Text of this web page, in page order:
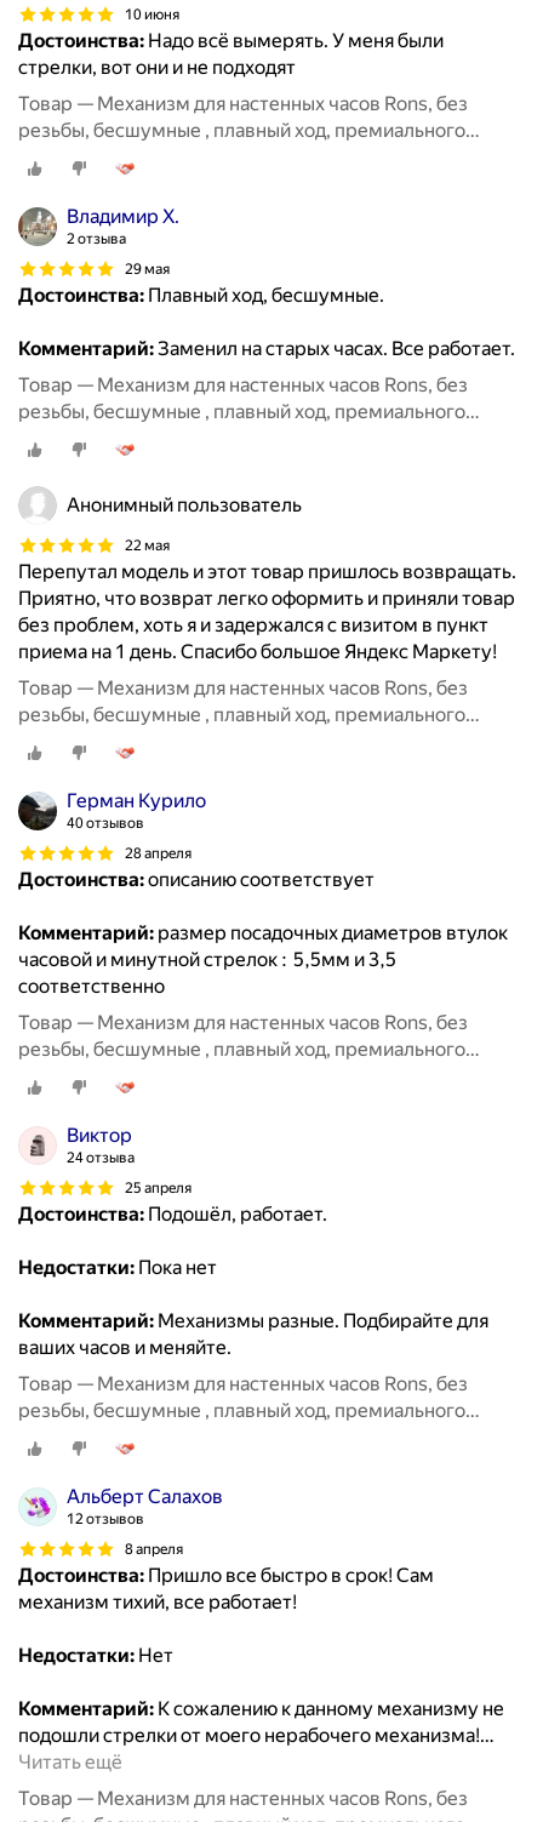
10 июня
Достоинства: Надо всё вымерять. У меня были
стрелки, вот они и не подходят
Товар — Механизм для настенных часов Rons, без
резьбы, бесшумные , плавный ход, премиального
класса, размер 8мм
Владимир Х.
2 отзыва
29 мая
Достоинства: Плавный ход, бесшумные.
Комментарий:Заменил на старых часах. Все работает.
Товар — Механизм для настенных часов Rons, без
резьбы, бесшумные , плавный ход, премиального
класса, размер 8мм
Анонимный пользователь
22 мая
Перепутал модель и этот товар пришлось возвращать.
Приятно, что возврат легко оформить и приняли товар
без проблем, хоть я и задержался с визитом в пункт
приема на 1 день. Спасибо большое Яндекс Маркету!
Товар — Механизм для настенных часов Rons, без
резьбы, бесшумные , плавный ход, премиального
класса, размер 8мм
Герман Курило
40 отзывов
28 апреля
Достоинства:описанию соответствует
Комментарий: размер посадочных диаметров втулок
часовой и минутной стрелок : 5,5мм и 3,5
соответственно
Товар — Механизм для настенных часов Rons, без
резьбы, бесшумные , плавный ход, премиального
класса, размер 8мм
Виктор
24 отзыва
25 апреля
Достоинства: Подошёл, работает.
Недостатки: Пока нет
Комментарий: Механизмы разные. Подбирайте для
ваших часов и меняйте.
Товар — Механизм для настенных часов Rons, без
резьбы, бесшумные , плавный ход, премиального
класса, размер 8мм
Альберт Салахов
12 отзывов
8 апреля
Достоинства: Пришло все быстро в срок! Сам
механизм тихий, все работает!
Недостатки: Нет
Комментарий: К сожалению к данному механизму не
подошли стрелки от моего нерабочего механизма!…
Читать ещё
Товар — Механизм для настенных часов Rons, без